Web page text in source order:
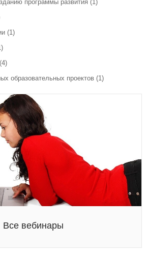
программы развития (1)
(1)
(4)
образовательных проектов (1)
Все вебинары